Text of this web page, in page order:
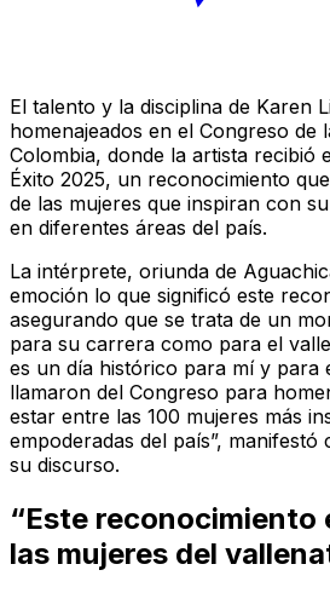
El talento y la disciplina de Karen
homenajeados en el Congreso de
Colombia, donde la artista recibió
Éxito 2025, un reconocimiento
de las mujeres que inspiran con
en diferentes áreas del país.
La intérprete, oriunda de
emoción lo que significó este
asegurando que se trata de un
para su carrera como para el
es un día histórico para mí y para
llamaron del Congreso para
estar entre las 100 mujeres más
empoderadas del país”,
su discurso.
“Este reconocimiento
las mujeres del